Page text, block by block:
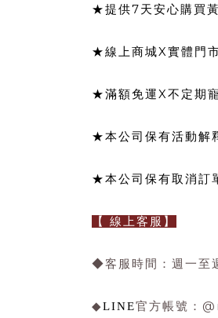
★提供7天安心購買
★線上商城X實體門
★滿額免運X不定期
★本公司保有活動解
★本公司保有取消訂
【 線上客服】
◆客服時間：週一至
◆LINE官方帳號：